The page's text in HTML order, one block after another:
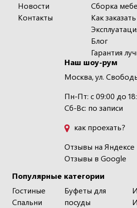
Новости
Контакты
Популярные категории
Гостиные
Спальни
Буфеты для
посуды
Сборка
Как
Блог
Гарантия
Наш шоу-рум
Москва, ул.
Пн-Пт: с 09:00 до
Сб-Вс: по записи
как проехать?
Отзывы на Яндексе
Отзывы в Google